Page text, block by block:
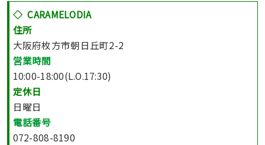
◇CARAMELODIA
住所
大阪府枚方市朝日丘町2-2
営業時間
10:00-18:00(L.O.17:30)
定休日
日曜日
電話番号
072-808-8190